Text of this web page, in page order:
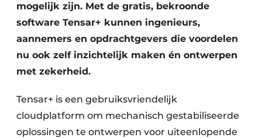
Sloop & Recycling
Bouwtransport
mogelijk zijn. Met de gratis, bekroonde
software Tensar+ kunnen ingenieurs,
aannemers en opdrachtgevers die voordelen
nu ook zelf inzichtelijk maken én ontwerpen
met zekerheid.
Tensar+ is een gebruiksvriendelijk
cloudplatform om mechanisch gestabiliseerde
oplossingen te ontwerpen voor uiteenlopende